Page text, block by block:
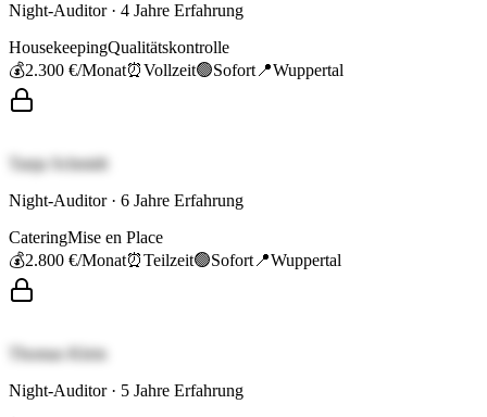
Night-Auditor· 4 Jahre Erfahrung
HousekeepingQualitätskontrolle
💰2.300 €/Monat⏰Vollzeit🟢Sofort 📍Wuppertal
Tanja Schmidt
Night-Auditor· 6 Jahre Erfahrung
CateringMise en Place
💰2.800 €/Monat⏰Teilzeit🟢Sofort 📍Wuppertal
Thomas Klein
Night-Auditor· 5 Jahre Erfahrung